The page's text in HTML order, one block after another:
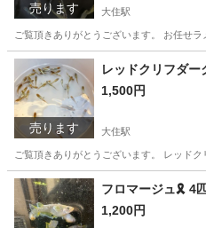
売ります 大住駅
ご覧頂きありがとうございます。 お任せ
京都 京田辺市 大住駅 その他
売ります
レッドクリフダ
1,500円
大住駅
ご覧頂きありがとうございます。 レッド
京都 京田辺市 その他
フロマージュ🎗️
1,200円